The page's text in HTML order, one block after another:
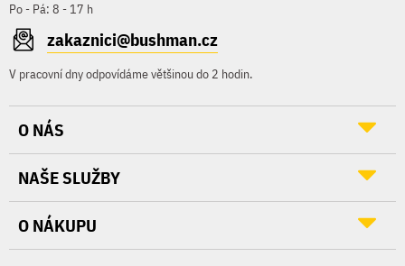
Po - Pá: 8 - 17 h
zakaznici@bushman.cz
V pracovní dny odpovídáme většinou do 2 hodin.
O NÁS
NAŠE SLUŽBY
O NÁKUPU